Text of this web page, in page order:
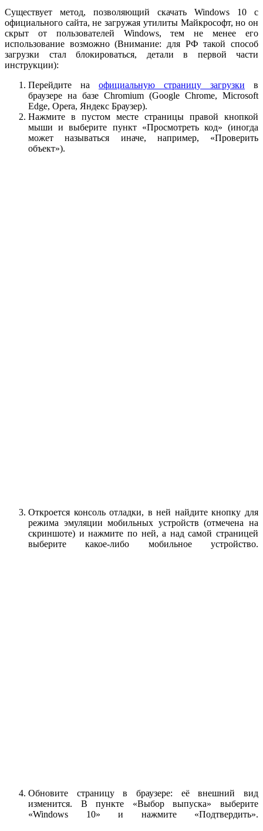
Существует метод, позволяющий скачать Windows 10 с
официального сайта, не загружая утилиты Майкрософт, но он
скрыт от пользователей Windows, тем не менее его
использование возможно (Внимание: для РФ такой способ
загрузки стал блокироваться, детали в первой части
инструкции):
Перейдите на официальную страницу загрузки в
браузере на базе Chromium (Google Chrome, Microsoft
Edge, Opera, Яндекс Браузер).
Нажмите в пустом месте страницы правой кнопкой
мыши и выберите пункт «Просмотреть код» (иногда
может называться иначе, например, «Проверить
объект»).
Откроется консоль отладки, в ней найдите кнопку для
режима эмуляции мобильных устройств (отмечена на
скриншоте) и нажмите по ней, а над самой страницей
выберите какое-либо мобильное устройство.
Обновите страницу в браузере: её внешний вид
изменится. В пункте «Выбор выпуска» выберите
«Windows 10» и нажмите «Подтвердить».